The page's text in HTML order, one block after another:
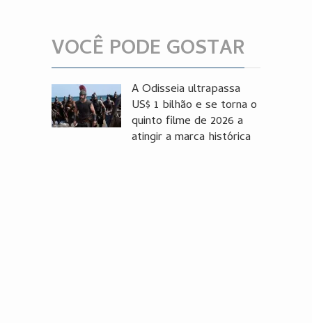
VOCÊ PODE GOSTAR
A Odisseia ultrapassa
US$ 1 bilhão e se torna o
quinto filme de 2026 a
atingir a marca histórica